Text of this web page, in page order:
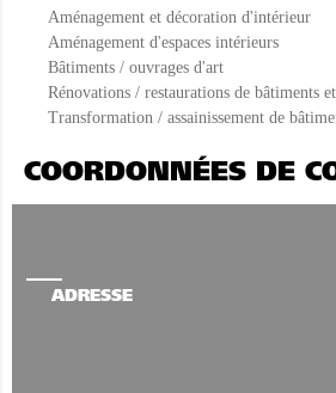
Aménagement et décoration d'intérieur
Aménagement d'espaces intérieurs
Bâtiments / ouvrages d'art
Rénovations / restaurations de bâtiments
Transformation / assainissement de
COORDONNÉES DE
ADRESSE